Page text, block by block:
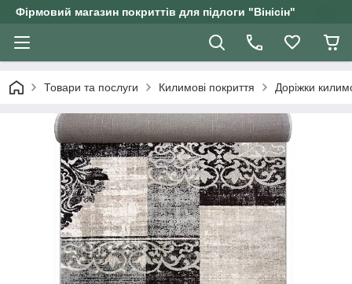
Фірмовий магазин покриттів для підлоги "Вінісін"
Товари та послуги Килимові покриття Доріжки